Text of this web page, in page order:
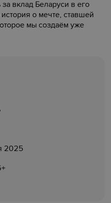
вклад Беларуси в его
о мечте, ставшей
мы создаём уже
2025